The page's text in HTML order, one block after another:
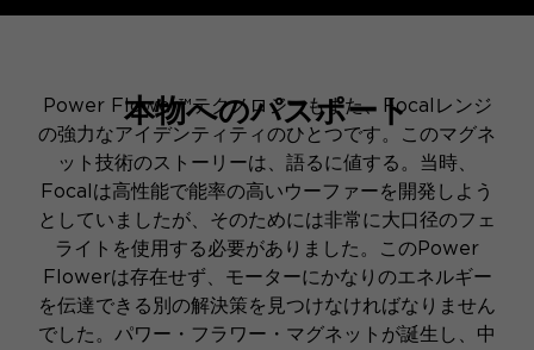
本物へのパスポート
Power Flower™テクノロジーもまた、Focalレンジ
の強力なアイデンティティのひとつです。このマグネ
ット技術のストーリーは、語るに値する。当時、
Focalは高性能で能率の高いウーファーを開発しよう
としていましたが、そのためには非常に大口径のフェ
ライトを使用する必要がありました。このPower
Flowerは存在せず、モーターにかなりのエネルギー
を伝達できる別の解決策を見つけなければなりません
でした。パワー・フラワー・マグネットが誕生し、中